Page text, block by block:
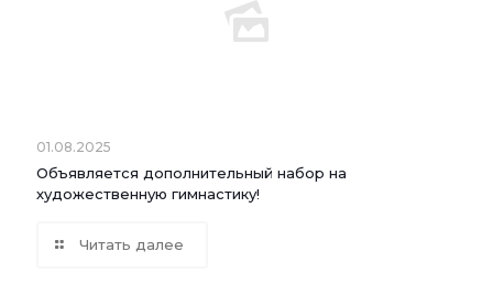
01.08.2025
Объявляется дополнительный набор на
художественную гимнастику!
Читать далее